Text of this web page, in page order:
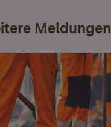
Meldungen